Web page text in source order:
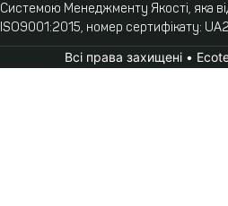
Системою Менеджменту Якості, яка
ISO9001:2015, номер сертифікату:
Всі права захищені •